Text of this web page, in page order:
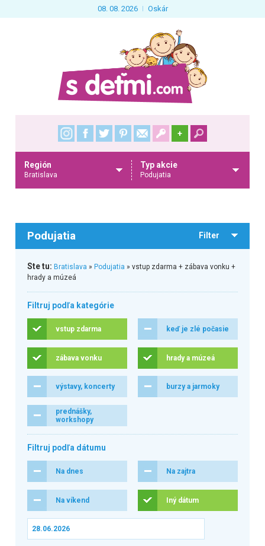
08. 08. 2026 Oskár
+
Región
Bratislava
Typ akcie
Podujatia
Podujatia Filter
Ste tu: Bratislava » Podujatia » vstup zdarma + zábava vonku +
hrady a múzeá
Filtruj podľa kategórie
vstup zdarma keď je zlé počasie
zábava vonku hrady a múzeá
výstavy, koncerty burzy a jarmoky
prednášky,
workshopy
Filtruj podľa dátumu
Na dnes Na zajtra
Na víkend Iný dátum